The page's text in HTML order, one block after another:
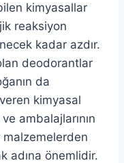
kimyasallar
reaksiyon
kadar azdır.
deodorantlar
da
kimyasal
ambalajlarının
adına önemlidir.